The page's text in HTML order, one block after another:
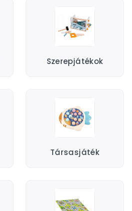
hangerőt, iktass be csendes
játékokat, és figyeld a kicsi
Szerepjátékok
Társasjáték